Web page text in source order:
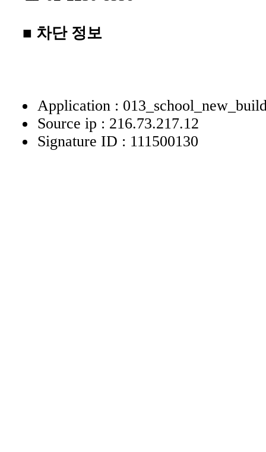
■ 차단 정보
Application :
Source ip : 216.73.217.12
Signature ID : 111500130